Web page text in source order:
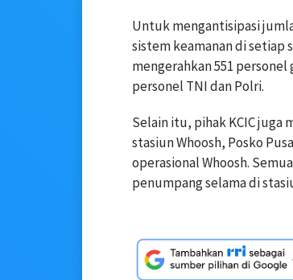
Untuk mengantisipasi
sistem keamanan di setiap
mengerahkan 551
personel TNI dan Polri.
Selain itu, pihak KCIC juga
stasiun Whoosh, Posko
operasional Whoosh.
penumpang selama di